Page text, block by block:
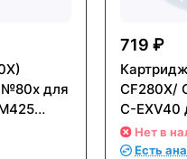
для
719 ₽
CF280X/
C-EXV40
Pro 400
6300/ MF
Нет в
Есть